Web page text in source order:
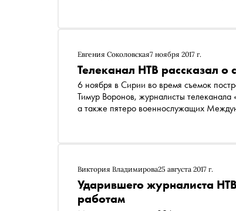
Евгения Соколовская7 ноября 2017 г.
Телеканал НТВ рассказал
6 ноября в Сирии во время съемок
Тимур Воронов, журналисты
а также пятеро военнослужащих
Виктория Владимирова25 августа 2017 г.
Ударившего журналиста
работам